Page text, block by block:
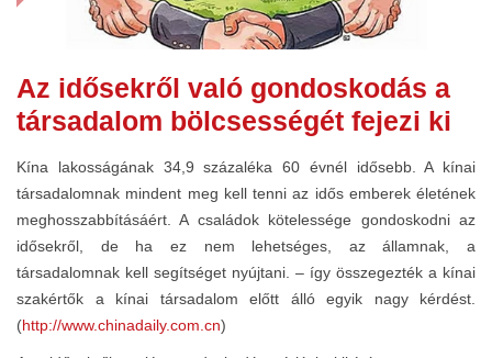
Az idősekről való gondoskodás a
társadalom bölcsességét fejezi ki
Kína lakosságának 34,9 százaléka 60 évnél idősebb. A kínai
társadalomnak mindent meg kell tenni az idős emberek életének
meghosszabbításáért. A családok kötelessége gondoskodni az
idősekről, de ha ez nem lehetséges, az államnak, a
társadalomnak kell segítséget nyújtani. – így összegezték a kínai
szakértők a kínai társadalom előtt álló egyik nagy kérdést.
(http://www.chinadaily.com.cn)